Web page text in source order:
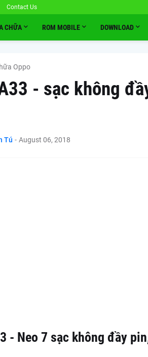
Contact Us
CHỮA ROM MOBILE DOWNLOAD
Oppo
- sạc không
Tú - August 06, 2018
- Neo 7 sạc không đầy